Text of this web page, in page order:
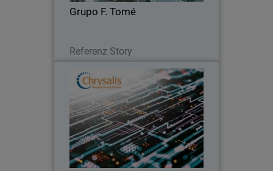
Grupo F. Tomé
Referenz Story
Chrysalis MSP
Chrysalis MSP eligió a WatchGuard
para impulsar el crecimiento de su
negocio.